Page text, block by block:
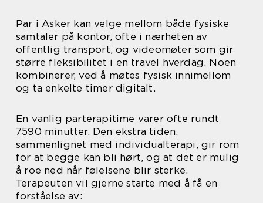
Par i Asker kan velge mellom både fysiske
samtaler på kontor, ofte i nærheten av
offentlig transport, og videomøter som gir
større fleksibilitet i en travel hverdag. Noen
kombinerer, ved å møtes fysisk innimellom
og ta enkelte timer digitalt.
En vanlig parterapitime varer ofte rundt
7590 minutter. Den ekstra tiden,
sammenlignet med individualterapi, gir rom
for at begge kan bli hørt, og at det er mulig
å roe ned når følelsene blir sterke.
Terapeuten vil gjerne starte med å få en
forståelse av: